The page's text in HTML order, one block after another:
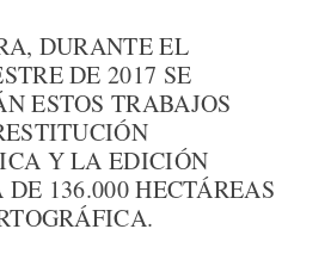
DURANTE EL
DE 2017 SE
ESTOS TRABAJOS
Y LA EDICIÓN
136.000 HECTÁREAS